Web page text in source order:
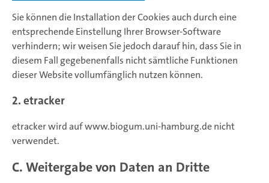
Sie können die Installation der Cookies auch durch eine
entsprechende Einstellung Ihrer Browser-Software
verhindern; wir weisen Sie jedoch darauf hin, dass Sie in
diesem Fall gegebenenfalls nicht sämtliche Funktionen
dieser Website vollumfänglich nutzen können.
2. etracker
etracker wird auf www.biogum.uni-hamburg.de nicht
verwendet.
C. Weitergabe von Daten an Dritte